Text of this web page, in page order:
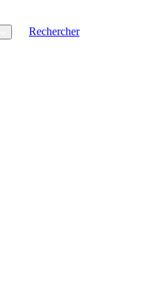
Rechercher